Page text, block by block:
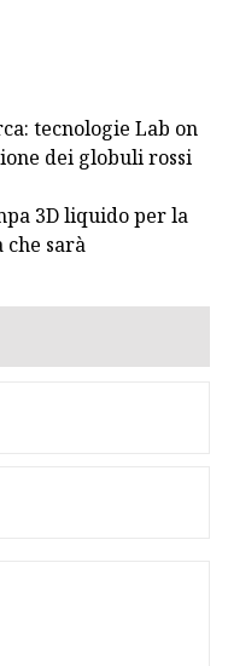
tecnologie Lab on
dei globuli rossi
3D liquido per la
che sarà